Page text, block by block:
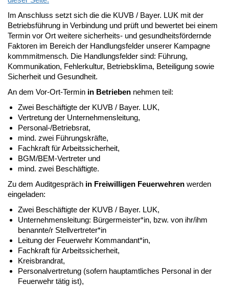
Im Anschluss setzt sich die die KUVB / Bayer. LUK mit der
Betriebsführung in Verbindung und prüft und bewertet bei einem
Termin vor Ort weitere sicherheits- und gesundheitsfördernde
Faktoren im Bereich der Handlungsfelder unserer Kampagne
kommmitmensch. Die Handlungsfelder sind: Führung,
Kommunikation, Fehlerkultur, Betriebsklima, Beteiligung sowie
Sicherheit und Gesundheit.
An dem Vor-Ort-Termin in Betrieben nehmen teil:
Zwei Be­schäftigte der KUVB / Bayer. LUK,
Vertretung der Unternehmensleitung,
Personal-/Be­triebsrat,
mind. zwei Führungs­kräfte,
Fachkraft für Arbeitssicherheit,
BGM/BEM-Vertreter und
mind. zwei Beschäftigte.
Zu dem Auditgespräch in Freiwilligen Feuerwehren werden
eingeladen:
Zwei Be­schäftigte der KUVB / Bayer. LUK,
Unternehmensleitung: Bürgermeister*in, bzw. von ihr/ihm
benannte/r Stellvertreter*in
Leitung der Feuerwehr Kommandant*in,
Fachkraft für Arbeitssicherheit,
Kreisbrandrat,
Personalvertretung (sofern hauptamtliches Personal in der
Feuerwehr tätig ist),